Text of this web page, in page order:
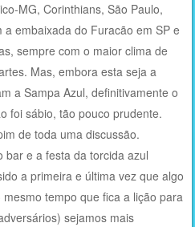
MG, Corinthians, São Paulo,
embaixada do Furacão em SP e
sempre com o maior clima de
Mas, embora esta seja a
a Sampa Azul, definitivamente o
foi sábio, tão pouco prudente.
de toda uma discussão.
bar e a festa da torcida azul
a primeira e última vez que algo
tempo que fica a lição para
sejamos mais